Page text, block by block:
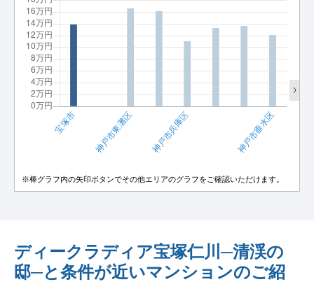
※棒グラフ内の矢印ボタンでその他エリアのグラフをご確認いただけます。
ディークラディア宝塚仁川─清渓の
邸─と条件が近いマンションのご紹